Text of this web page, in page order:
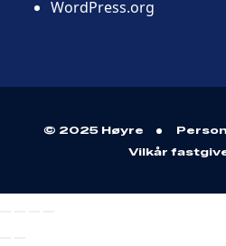
WordPress.org
© 2025 Høyre
Vilkår